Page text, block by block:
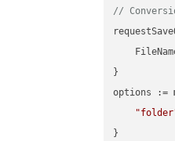
//
}
options :=
}